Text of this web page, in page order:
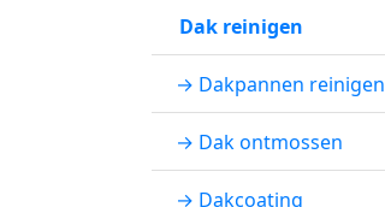
Dak reinigen
→ Dakpannen reinigen
→ Dak ontmossen
→ Dakcoating